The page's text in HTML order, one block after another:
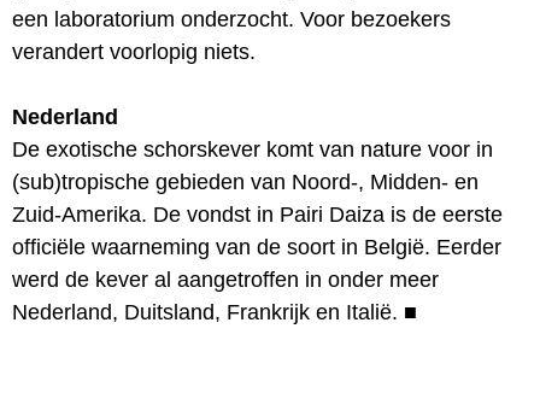
een laboratorium onderzocht. Voor bezoekers
verandert voorlopig niets.
Nederland
De exotische schorskever komt van nature voor in
(sub)tropische gebieden van Noord-, Midden- en
Zuid-Amerika. De vondst in Pairi Daiza is de eerste
officiële waarneming van de soort in België. Eerder
werd de kever al aangetroffen in onder meer
Nederland, Duitsland, Frankrijk en Italië. ■